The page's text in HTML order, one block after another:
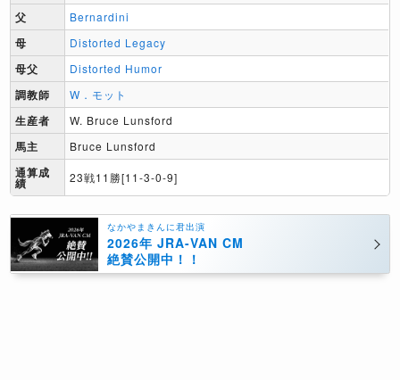
父 Bernardini
母 Distorted Legacy
母父 Distorted Humor
調教師 W．モット
生産者 W. Bruce Lunsford
馬主 Bruce Lunsford
通算成
績 23戦11勝[11-3-0-9]
なかやまきんに君出演
2026年 JRA-VAN CM
絶賛公開中！！